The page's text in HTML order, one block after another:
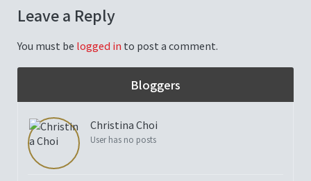
Leave a Reply
You must be logged in to post a comment.
Bloggers
Christina Choi
User has no posts